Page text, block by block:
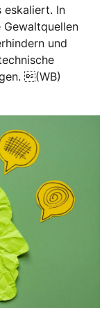
eskaliert. In
Gewaltquellen
und
(WB)